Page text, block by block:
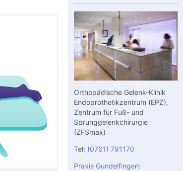
Orthopädische Gelenk-Klinik
Endoprothetikzentrum (EPZ),
Zentrum für Fuß- und
Sprunggelenkchirurgie
(ZFSmax)
Tel: (0761) 791170
Praxis Gundelfingen: